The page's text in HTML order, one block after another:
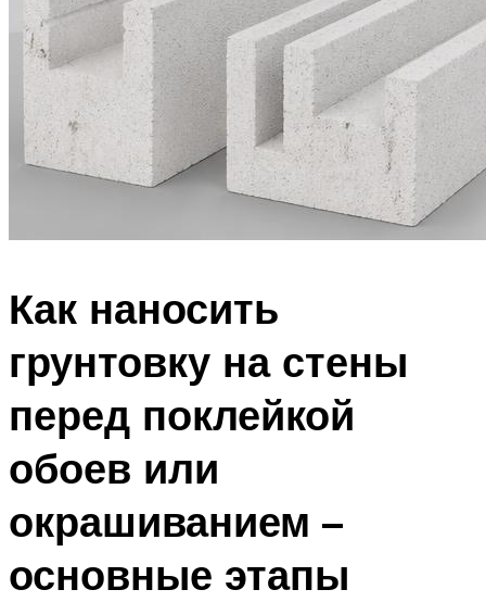
Как наносить
грунтовку на стены
перед поклейкой
обоев или
окрашиванием –
основные этапы